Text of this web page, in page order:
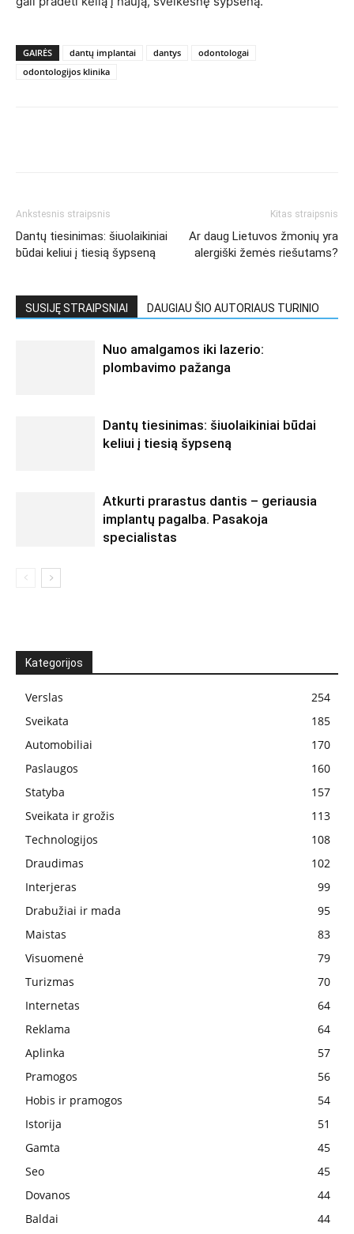
GAIRĖS dantų implantai dantys
odontologai
odontologijos klinika
Ankstesnis straipsnis
Dantų tiesinimas: šiuolaikiniai
būdai keliui į tiesią šypseną
Kitas straipsnis
Ar daug Lietuvos žmonių yra
alergiški žemės riešutams?
SUSIJĘ STRAIPSNIAI DAUGIAU ŠIO AUTORIAUS TURINIO
Nuo amalgamos iki lazerio:
plombavimo pažanga
Dantų tiesinimas: šiuolaikiniai būdai
keliui į tiesią šypseną
Atkurti prarastus dantis – geriausia
implantų pagalba. Pasakoja
specialistas
Kategorijos
Verslas
254
Sveikata
185
Automobiliai
170
Paslaugos
160
Statyba
157
Sveikata ir grožis
113
Technologijos
108
Draudimas
102
Interjeras
99
Drabužiai ir mada
95
Maistas
83
Visuomenė
79
Turizmas
70
Internetas
64
Reklama
64
Aplinka
57
Pramogos
56
Hobis ir pramogos
54
Istorija
51
Gamta
45
Seo
45
Dovanos
44
Baldai
44